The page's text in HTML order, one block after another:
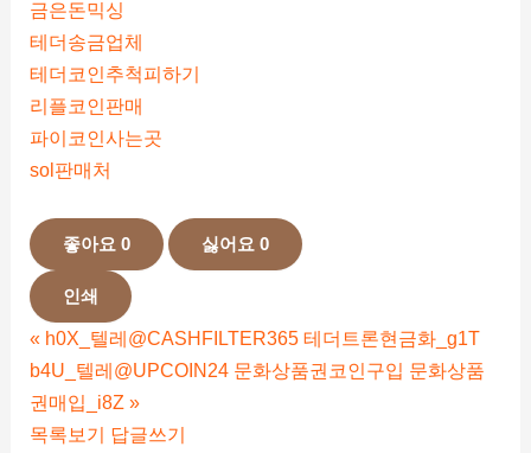
금은돈믹싱
테더송금업체
테더코인추척피하기
리플코인판매
파이코인사는곳
sol판매처
좋아요0 싫어요0
인쇄
« h0X_텔레@CASHFILTER365 테더트론현금화_g1T
b4U_텔레@UPCOIN24 문화상품권코인구입 문화상품
권매입_i8Z »
목록보기 답글쓰기